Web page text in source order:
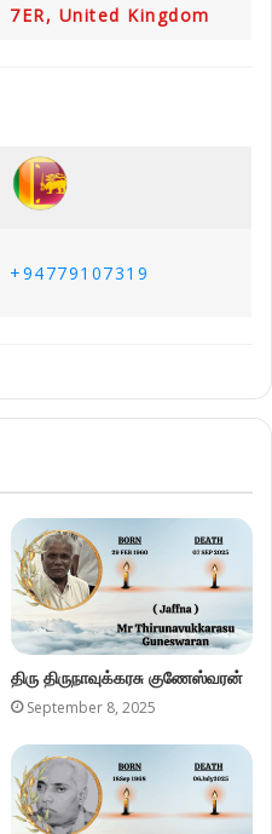
7ER, United Kingdom
+94779107319
திரு திருநாவுக்கரசு குணேஸ்வரன்
September 8, 2025